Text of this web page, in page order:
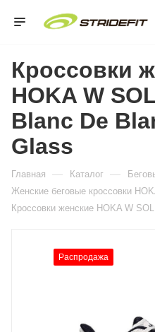
Кроссовки
HOKA W
Blanc De
Glass
Главная — Каталог —
Женские беговые кроссовки
Кроссовки женские HOKA W
Распродажа